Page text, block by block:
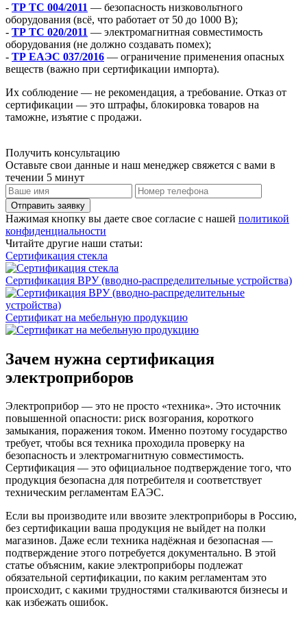
- ТР ТС 004/2011 — безопасность низковольтного
оборудования (всё, что работает от 50 до 1000 В);
- ТР ТС 020/2011 — электромагнитная совместимость
оборудования (не должно создавать помех);
- ТР ЕАЭС 037/2016 — ограничение применения опасных
веществ (важно при сертификации импорта).
Их соблюдение — не рекомендация, а требование. Отказ от
сертификации — это штрафы, блокировка товаров на
таможне, изъятие с продажи.
Получить консультацию
Оставьте свои данные и наш менеджер свяжется с вами в
течении 5 минут
Отправить заявку
Нажимая кнопку вы даете свое согласие с нашей политикой
конфиденциальности
Читайте другие наши статьи:
Сертификация стекла
Сертификация ВРУ (вводно-распределительные устройства)
Сертификат на мебельную продукцию
Зачем нужна сертификация
электроприборов
Электроприбор — это не просто «техника». Это источник
повышенной опасности: риск возгорания, короткого
замыкания, поражения током. Именно поэтому государство
требует, чтобы вся техника проходила проверку на
безопасность и электромагнитную совместимость.
Сертификация — это официальное подтверждение того, что
продукция безопасна для потребителя и соответствует
техническим регламентам ЕАЭС.
Если вы производите или ввозите электроприборы в Россию,
без сертификации ваша продукция не выйдет на полки
магазинов. Даже если техника надёжная и безопасная —
подтверждение этого потребуется документально. В этой
статье объясним, какие электроприборы подлежат
обязательной сертификации, по каким регламентам это
происходит, с какими трудностями сталкиваются бизнесы и
как избежать ошибок.